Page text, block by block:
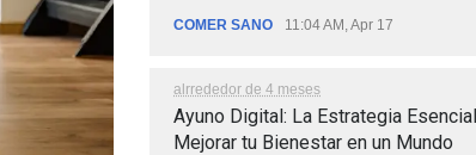
COMER SANO 11:04 AM, Apr 17
alrrededor de 4 meses
Ayuno Digital: La Estrategia
Mejorar tu Bienestar en un Mundo